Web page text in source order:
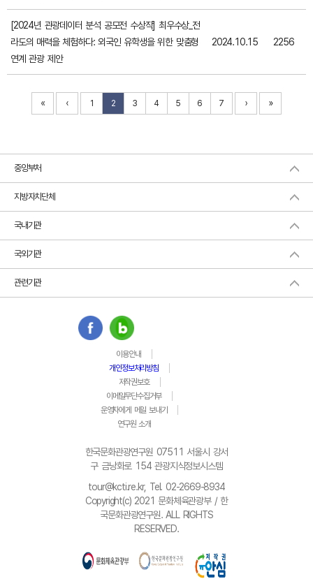
[2024년 관광데이터 분석 공모전 수상작] 최우수상_전
라도의 매력을 체험하다: 외국인 유학생을 위한 맞춤형
연계 관광 제안
2024.10.15 2256
« ‹ 1 2 3 4 5 6 7 › »
중앙부처
지방자치단체
국내기관
국외기관
관련기관
이용안내
개인정보처리방침
저작권보호
이메일무단수집거부
운영자에게 메일 보내기
연구원 소개
한국문화관광연구원 07511 서울시 강서
구 금낭화로 154 관광지식정보시스템
tour@kcti.re.kr, Tel. 02-2669-8934
Copyright(c) 2021 문화체육관광부 / 한
국문화관광연구원. ALL RIGHTS
RESERVED.